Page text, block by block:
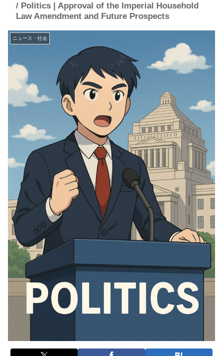
/ Politics | Approval of the Imperial Household
Law Amendment and Future Prospects
ニュース・社会